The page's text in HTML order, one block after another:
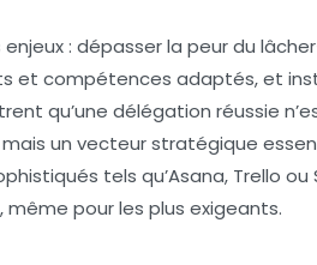
: dépasser la peur du
et compétences adaptés, et
qu’une délégation réussie
un vecteur stratégique
tels qu’Asana, Trello ou
pour les plus exigeants.